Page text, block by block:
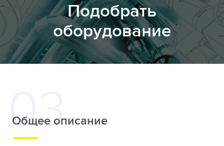
Подобрать
оборудование
Общее описание